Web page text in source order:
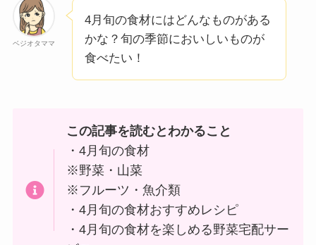
ベジオタママ
4月旬の食材にはどんなものがある
かな？旬の季節においしいものが
食べたい！
この記事を読むとわかること
・4月旬の食材
※野菜・山菜
※フルーツ・魚介類
・4月旬の食材おすすめレシピ
・4月旬の食材を楽しめる野菜宅配サー